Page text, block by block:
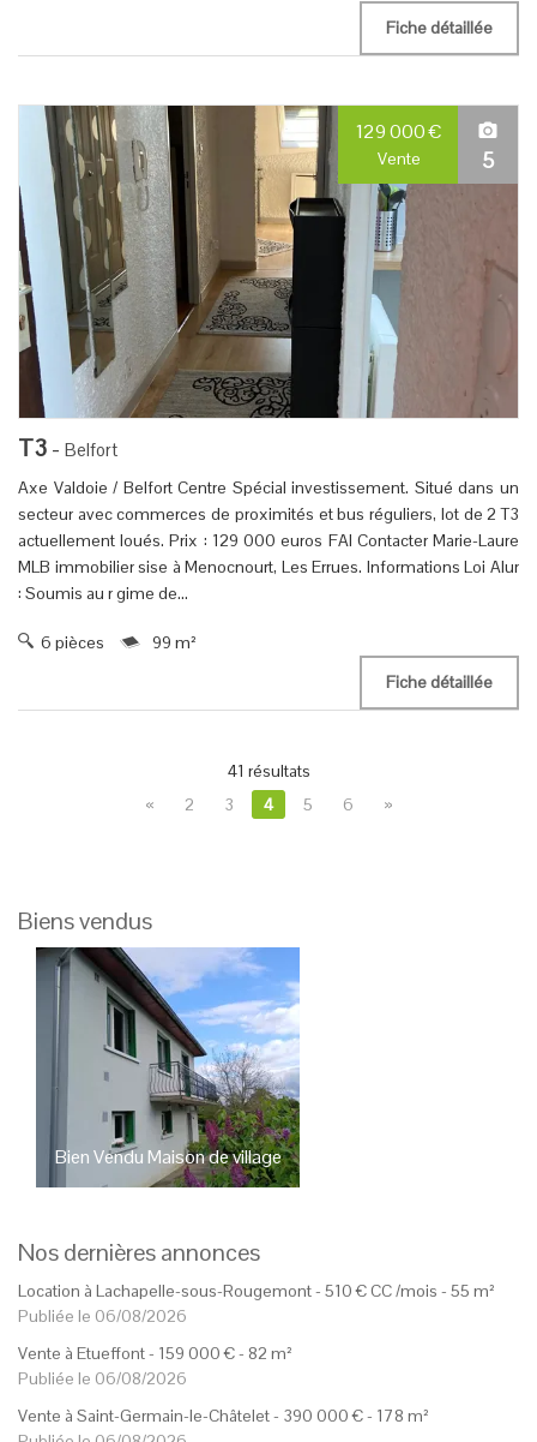
Fiche détaillée
129 000€
Vente 5
T3- Belfort
Axe Valdoie / Belfort Centre Spécial investissement. Situé dans un
secteur avec commerces de proximités et bus réguliers, lot de 2 T3
actuellement loués. Prix : 129 000 euros FAI Contacter Marie-Laure
MLB immobilier sise à Menocnourt, Les Errues. Informations Loi Alur
: Soumis au r gime de...
6 pièces
99 m²
Fiche détaillée
41 résultats
«
2 3 4 5 6 »
Biens vendus
Bien VenduMaison de village
Eguenigue
Nos dernières annonces
Location à Lachapelle-sous-Rougemont - 510 € CC/mois - 55 m²
Publiée le 06/08/2026
Vente à Etueffont - 159 000 €- 82 m²
Publiée le 06/08/2026
Vente à Saint-Germain-le-Châtelet - 390 000 €- 178 m²